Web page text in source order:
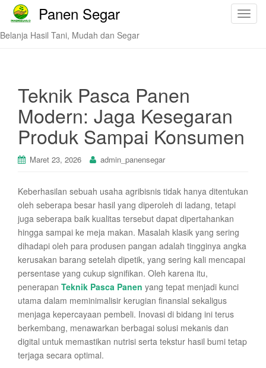
T
i
Panen Segar
Belanja Hasil Tani, Mudah dan Segar
Teknik Pasca Panen
Modern: Jaga Kesegaran
Produk Sampai Konsumen
Maret 23, 2026 admin_panensegar
Keberhasilan sebuah usaha agribisnis tidak hanya ditentukan
oleh seberapa besar hasil yang diperoleh di ladang, tetapi
juga seberapa baik kualitas tersebut dapat dipertahankan
hingga sampai ke meja makan. Masalah klasik yang sering
dihadapi oleh para produsen pangan adalah tingginya angka
kerusakan barang setelah dipetik, yang sering kali mencapai
persentase yang cukup signifikan. Oleh karena itu,
penerapan Teknik Pasca Panen yang tepat menjadi kunci
utama dalam meminimalisir kerugian finansial sekaligus
menjaga kepercayaan pembeli. Inovasi di bidang ini terus
berkembang, menawarkan berbagai solusi mekanis dan
digital untuk memastikan nutrisi serta tekstur hasil bumi tetap
terjaga secara optimal.